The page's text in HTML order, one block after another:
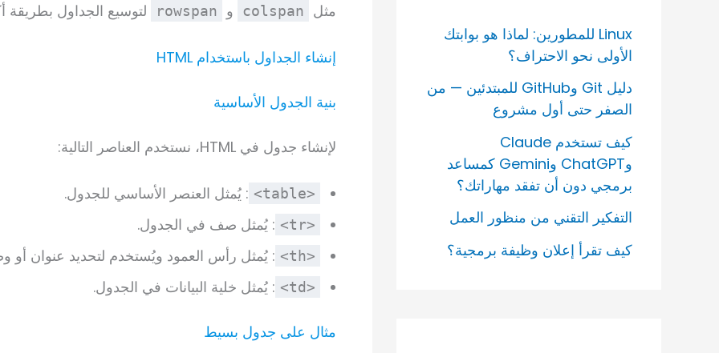
Linux للمطورين: لماذا هو بوابتك
الأولى نحو الاحتراف؟
دليل Git وGitHub للمبتدئين — من
الصفر حتى أول مشروع
كيف تستخدم Claude
وChatGPT وGemini كمساعد
برمجي دون أن تفقد مهاراتك؟
التفكير التقني من منظور العمل
كيف تقرأ إعلان وظيفة برمجية؟
مثل
colspan و rowspan لتوسيع الجداول بطريقة
إنشاء الجداول باستخدام HTML
بنية الجدول الأساسية
لإنشاء جدول في HTML، نستخدم العناصر التالية:
<table> : يُمثل العنصر الأساسي للجدول.
<tr> : يُمثل صف في الجدول.
<th> : يُمثل رأس العمود ويُستخدم لتحديد عنوان
<td> : يُمثل خلية البيانات في الجدول.
مثال على جدول بسيط